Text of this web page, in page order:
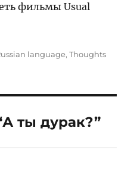
фильмы Usual
language,Thoughts
ты дурак?”